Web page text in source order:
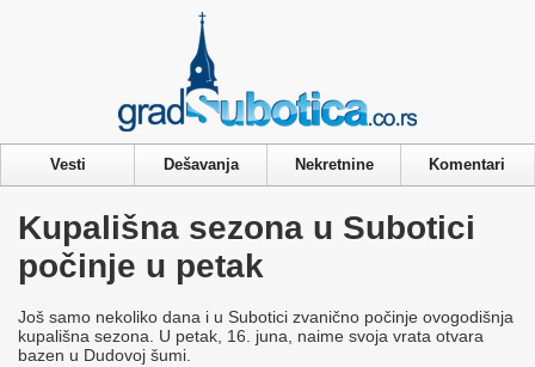
Vesti Dešavanja Nekretnine Komentari
Kupališna sezona u Subotici
počinje u petak
Još samo nekoliko dana i u Subotici zvanično počinje ovogodišnja
kupališna sezona. U petak, 16. juna, naime svoja vrata otvara
bazen u Dudovoj šumi.
Privacy & Cookies Policy